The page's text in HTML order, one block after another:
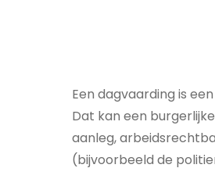
Een dagvaarding is
Dat kan een
aanleg,
(bijvoorbeeld de